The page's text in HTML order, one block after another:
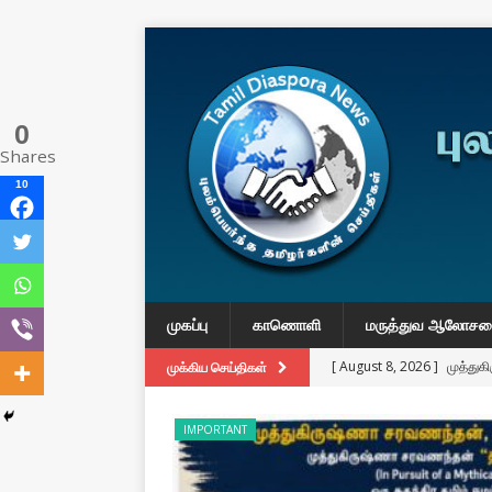
முகப்பு காணொளி மருத்துவ
முக்கிய செய்திகள் [ August 8, 2026 ]
[ August 3, 2026 ] A
Reconsider Tamil
0
Shares
10